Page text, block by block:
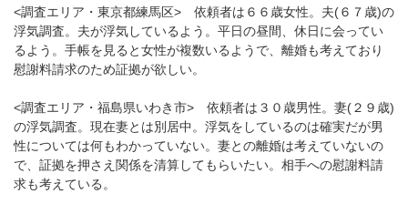
<調査エリア・東京都練馬区> 依頼者は６６歳女性。夫(６７歳)の
浮気調査。夫が浮気しているよう。平日の昼間、休日に会ってい
るよう。手帳を見ると女性が複数いるようで、離婚も考えており
慰謝料請求のため証拠が欲しい。
<調査エリア・福島県いわき市> 依頼者は３０歳男性。妻(２９歳)
の浮気調査。現在妻とは別居中。浮気をしているのは確実だが男
性については何もわかっていない。妻との離婚は考えていないの
で、証拠を押さえ関係を清算してもらいたい。相手への慰謝料請
求も考えている。